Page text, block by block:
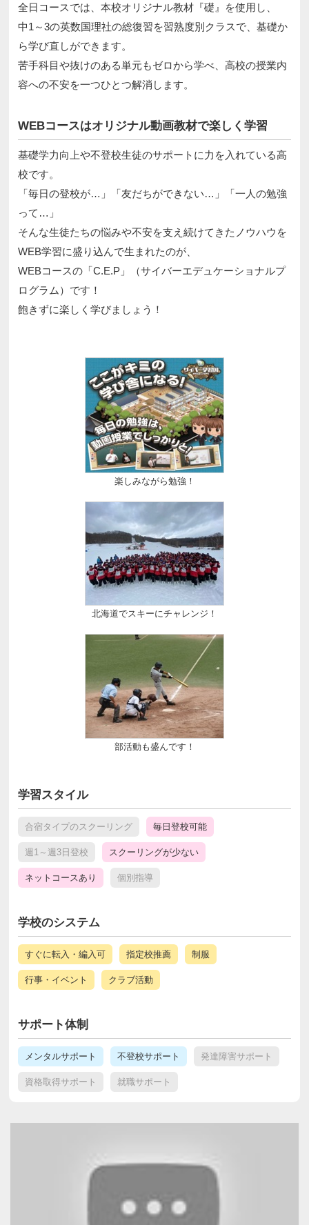
全日コースでは、本校オリジナル教材『礎』を使用し、
中1～3の英数国理社の総復習を習熟度別クラスで、基礎か
ら学び直しができます。
苦手科目や抜けのある単元もゼロから学べ、高校の授業内
容への不安を一つひとつ解消します。
WEBコースはオリジナル動画教材で楽しく学習
基礎学力向上や不登校生徒のサポートに力を入れている高
校です。
「毎日の登校が…」「友だちができない…」「一人の勉強
って…」
そんな生徒たちの悩みや不安を支え続けてきたノウハウを
WEB学習に盛り込んで生まれたのが、
WEBコースの「C.E.P」（サイバーエデュケーショナルプ
ログラム）です！
飽きずに楽しく学びましょう！
楽しみながら勉強！
北海道でスキーにチャレンジ！
部活動も盛んです！
学習スタイル
合宿タイプのスクーリング 毎日登校可能
週1～週3日登校 スクーリングが少ない
ネットコースあり 個別指導
学校のシステム
すぐに転入・編入可 指定校推薦 制服
行事・イベント クラブ活動
サポート体制
メンタルサポート 不登校サポート 発達障害サポート
資格取得サポート 就職サポート